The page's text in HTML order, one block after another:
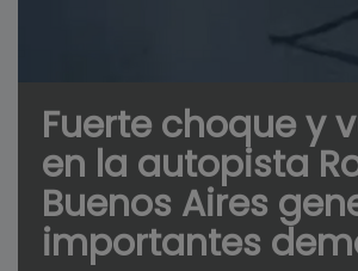
Fuerte choque y
en la autopista
Buenos Aires
importantes